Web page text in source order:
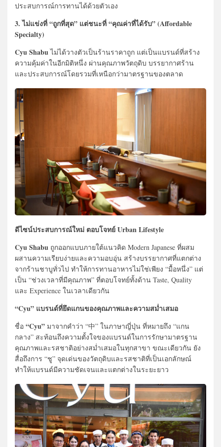
ประสบการณ์การทานได้ด้วยตัวเอง
3. ไม่แข่งที่ “ถูกที่สุด” แต่ชนะที่ “คุณค่าที่ได้รับ” (Affordable
Specialty)
Cyu Shabuไม่ได้วางตัวเป็นร้านราคาถูก แต่เป็นแบรนด์ที่สร้าง
ความคุ้มค่าในอีกมิติหนึ่ง ผ่านคุณภาพวัตถุดิบ บรรยากาศร้าน
และประสบการณ์โดยรวมที่เหนือกว่ามาตรฐานของตลาด
ดีไซน์ประสบการณ์ใหม่ ตอบโจทย์ Urban Lifestyle
Cyu Shabu ถูกออกแบบภายใต้แนวคิด Modern Japanese ที่ผสม
ผสานความเรียบง่ายและความอบอุ่น สร้างบรรยากาศที่แตกต่าง
จากร้านชาบูทั่วไป ทำให้การทานอาหารไม่ใช่เพียง “มื้อหนึ่ง” แต่
เป็น “ช่วงเวลาที่มีคุณภาพ” ที่ตอบโจทย์ทั้งด้าน Taste, Quality
และ Experience ในเวลาเดียวกัน
“Cyu” แบรนด์ที่ยึดแกนของคุณภาพและความสม่ำเสมอ
ชื่อ “Cyu” มาจากคำว่า “中” ในภาษาญี่ปุ่น ที่หมายถึง “แกน
กลาง” สะท้อนถึงความตั้งใจของแบรนด์ในการรักษามาตรฐาน
คุณภาพและรสชาติอย่างสม่ำเสมอในทุกสาขา ขณะเดียวกัน ยัง
สื่อถึงการ “ชู” จุดเด่นของวัตถุดิบและรสชาติที่เป็นเอกลักษณ์
ทำให้แบรนด์มีความชัดเจนและแตกต่างในระยะยาว